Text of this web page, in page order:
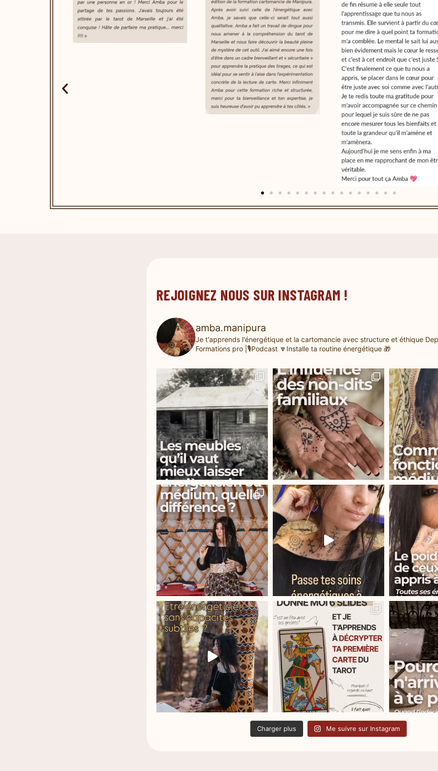
REJOIGNEZ NOUS SUR INSTAGRAM !
amba.manipura
Je t'apprends l'énergétique et la cartomancie avec structure et éthique
Formations pro |🎙️Podcast 🔽Installe ta routine énergétique 🎁
Charger plus Me suivre sur Instagram